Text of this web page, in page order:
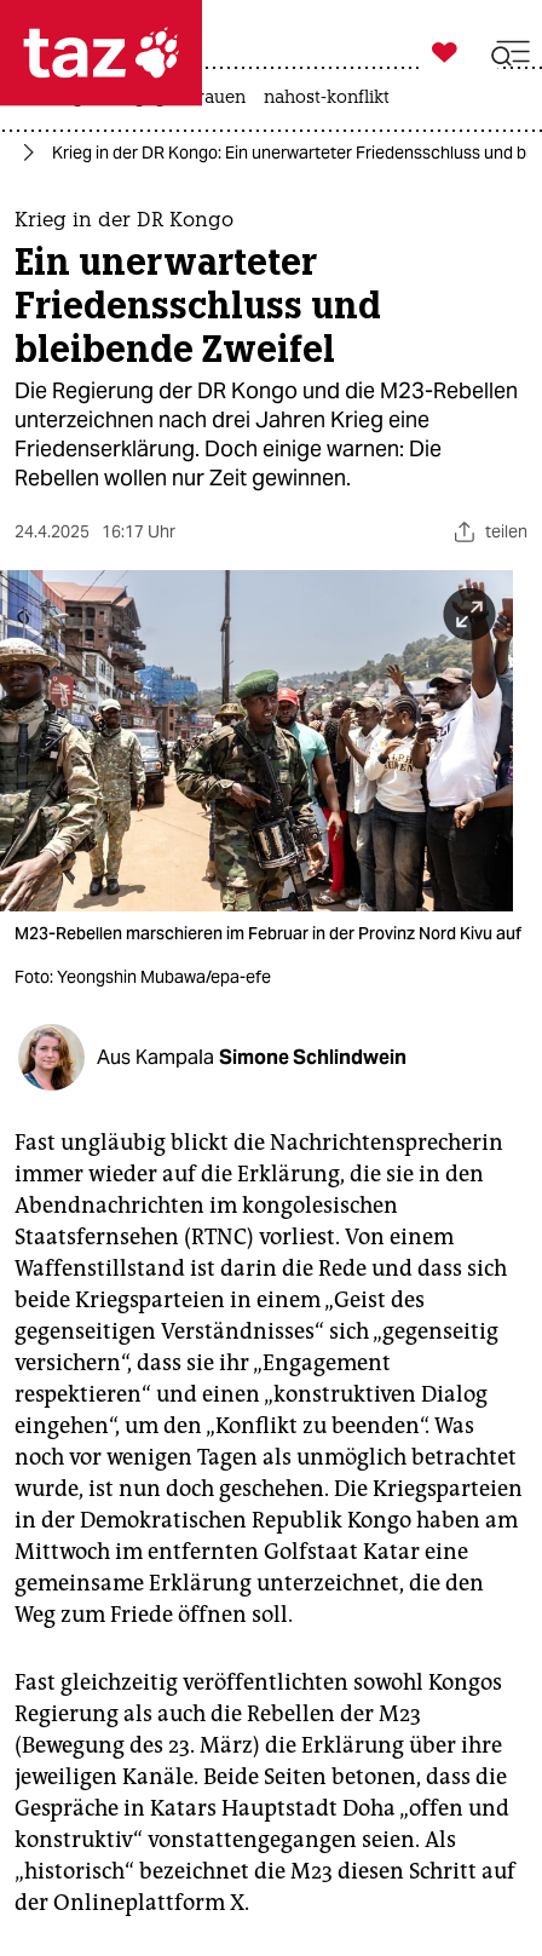
 taz zahl ich
taz zahl ich
themen
politik
öko
gesellschaft
kultur
sport
berlin
nord
wahrheit
verlag
verlag
veranstaltungen
shop
fragen & hilfe
unterstützen
genossenschaft
epaper login

taz zahl ich
gewalt gegen frauen nahost-konflikt
Krieg in der DR Kongo: Ein unerwarteter Friedensschluss und
Krieg in der DR Kongo
Ein unerwarteter
Friedensschluss und
bleibende Zweifel
Die Regierung der DR Kongo und die M23-Rebellen
unterzeichnen nach drei Jahren Krieg eine
Friedenserklärung. Doch einige warnen: Die
Rebellen wollen nur Zeit gewinnen.
24.4.2025 16:17 Uhr teilen
M23-Rebellen marschieren im Februar in der Provinz Nord Kivu auf
Foto: Yeongshin Mubawa/epa-efe
Aus Kampala Simone Schlindwein
Fast ungläubig blickt die Nachrichtensprecherin
immer wieder auf die Erklärung, die sie in den
Abendnachrichten im kongolesischen
Staatsfernsehen (RTNC) vorliest. Von einem
Waffenstillstand ist darin die Rede und dass sich
beide Kriegsparteien in einem „Geist des
gegenseitigen Verständnisses“ sich „gegenseitig
versichern“, dass sie ihr „Engagement
respektieren“ und einen „konstruktiven Dialog
eingehen“, um den „Konflikt zu beenden“. Was
noch vor wenigen Tagen als unmöglich betrachtet
wurde, ist nun doch geschehen. Die Kriegsparteien
in der Demokratischen Republik Kongo haben am
Mittwoch im entfernten Golfstaat Katar eine
gemeinsame Erklärung unterzeichnet, die den
Weg zum Friede öffnen soll.
Fast gleichzeitig veröffentlichten sowohl Kongos
Regierung als auch die Rebellen der M23
(Bewegung des 23. März) die Erklärung über ihre
jeweiligen Kanäle. Beide Seiten betonen, dass die
Gespräche in Katars Hauptstadt Doha „offen und
konstruktiv“ vonstattengegangen seien. Als
„historisch“ bezeichnet die M23 diesen Schritt auf
der Onlineplattform X.